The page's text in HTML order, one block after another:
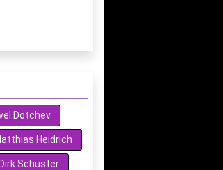
Dotchev
Heidrich
Dirk Schuster